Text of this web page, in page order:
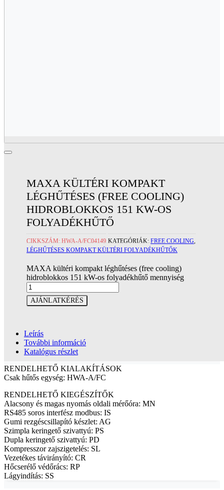
MAXA KÜLTÉRI KOMPAKT
LÉGHŰTÉSES (FREE COOLING)
HIDROBLOKKOS 151 KW-OS
FOLYADÉKHŰTŐ
CIKKSZÁM:HWA-A/FC04149 KATEGÓRIÁK:FREE COOLING,
LÉGHŰTÉSES KOMPAKT KÜLTÉRI FOLYADÉKHŰTŐK
MAXA kültéri kompakt léghűtéses (free cooling)
hidroblokkos 151 kW-os folyadékhűtő mennyiség
AJÁNLATKÉRÉS
Leírás
További információ
Katalógus részlet
RENDELHETŐ KIALAKÍTÁSOK
Csak hűtős egység: HWA-A/FC
RENDELHETŐ KIEGÉSZÍTŐK
Alacsony és magas nyomás oldali mérőóra: MN
RS485 soros interfész modbus: IS
Gumi rezgéscsillapító készlet: AG
Szimpla keringető szivattyú: PS
Dupla keringető szivattyú: PD
Kompresszor zajszigetelés: SL
Vezetékes távirányító: CR
Hőcserélő védőrács: RP
Lágyindítás: SS